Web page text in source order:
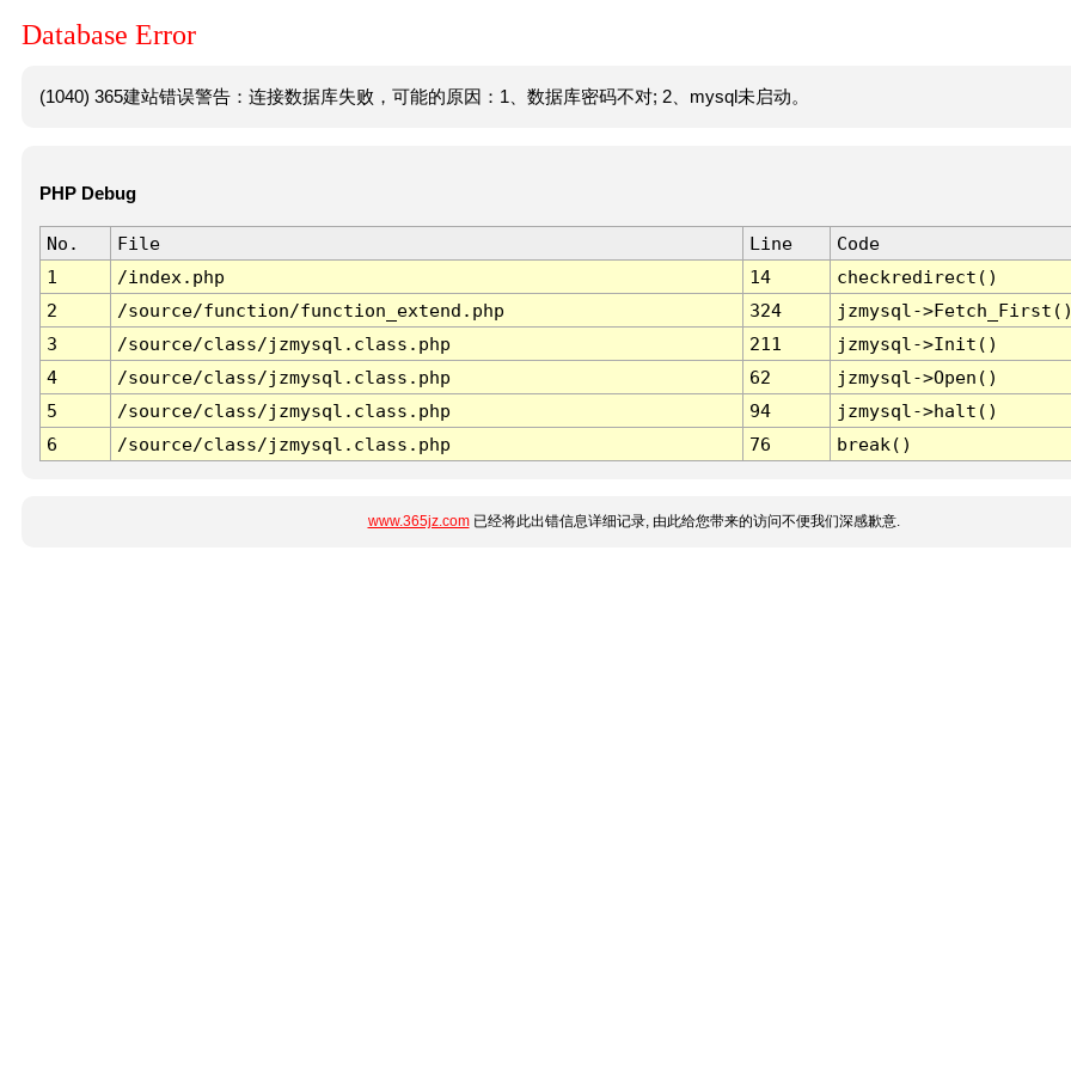
Database Error
(1040) 365建站错误警告：连接数据库失败，可能的原因：1、数据库密码不对; 2、mysql未启动。
PHP Debug
No. File Line
Code
1
/index.php 14
checkredirect()
2
/source/function/function_extend.php 324
jzmysql-
3
/source/class/jzmysql.class.php 211
jzmysql->Init()
4
/source/class/jzmysql.class.php 62
jzmysql->Open()
5
/source/class/jzmysql.class.php 94
jzmysql->halt()
6
/source/class/jzmysql.class.php 76 break()
www.365jz.com已经将此出错信息详细记录, 由此给您带来的访问不便我们深感歉意.